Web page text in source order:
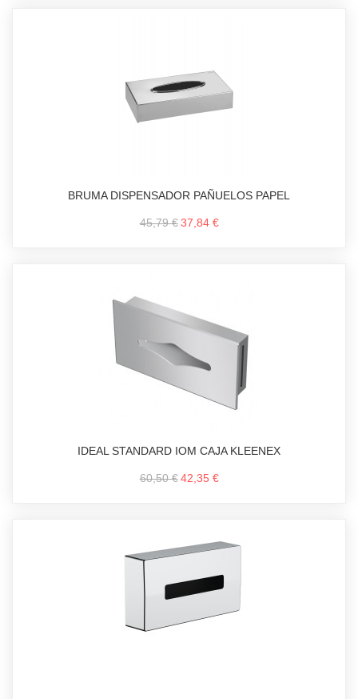
BRUMA DISPENSADOR PAÑUELOS PAPEL
45,79 € 37,84 €
IDEAL STANDARD IOM CAJA KLEENEX
60,50 € 42,35 €